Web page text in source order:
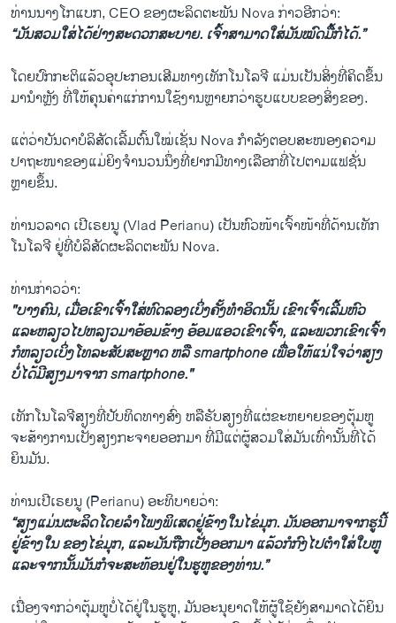
ທ່ານນາງໂກແບກ, CEO ຂອງຜະລິດຕະພັນ Nova ກ່າວອີກວ່າ:
“ມັນສວມໃສ່ໄດ້ຢ່າງສະດວກສະບາຍ. ເຈົ້າສາມາດໃສ່ມັນໝົດມື້ກໍໄດ້.”
ໂດຍປົກກະຕິແລ້ວອຸປະກອນເສີມທາງເທັກໂນໂລຈີ ແມ່ນເປັນສິ່ງທີ່ຄິດຂຶ້ນ
ມານໍາຫຼັງ ທີ່ໃຫ້ຄຸນຄ່າແກ່ການໃຊ້ງານຫຼາຍກວ່າຮູບແບບຂອງສິ່ງຂອງ.
ແຕ່ວ່າບັນດາບໍລິສັດເລີ້ມຕົ້ນໃໝ່ເຊັ່ນ Nova ກຳລັງຕອບສະໜອງຄວາມ
ປາຖະໜາຂອງແມ່ຍິງຈໍານວນນຶ່ງທີ່ຢາກມີທາງເລືອກທີ່ໄປຕາມແຟຊັ່ນ
ຫຼາຍຂຶ້ນ.
ທ່ານວລາດ ເປີເຣຍນູ (Vlad Perianu) ເປັນຫົວໜ້າເຈົ້າໜ້າທີ່ດ້ານເທັກ
ໂນໂລຈີ ຢູ່ທີ່ບໍລິສັດຜະລິດຕະພັນ Nova.
ທ່ານກ່າວວ່າ:
"ບາງຄົນ, ເມື່ອເຂົາເຈົ້າໃສ່ທົດລອງເບິ່ງຄັ້ງທໍາອິດນັ້ນ ເຂົາເຈົ້າເລີ້ມຫົວ
ແລະຫລຽວໄປຫລຽວມາອ້ອມຂ້າງ ອ້ອມແອວເຂົາເຈົ້າ, ແລະພວກເຂົາເຈົ້າ
ກໍຫລຽວເບິ່ງໂທລະສັບສະຫຼາດ ຫລື smartphone ເພື່ອໃຫ້ແນ່ໃຈວ່າສຽງ
ບໍ່ໄດ້ມີສຽງມາຈາກ smartphone."
ເທັກໂນໂລຈີສຽງທີ່ປັບທິດທາງສົ່ງ ຫລືຮັບສຽງທີ່ແຜ່ຂະຫຍາຍຂອງຕຸ້ມຫູ
ຈະສ້າງການເປັ່ງສຽງກະຈາຍອອກມາ ທີ່ມີແຕ່ຜູ້ສວມໃສ່ມັນເທົ່ານັ້ນທີ່ໄດ້
ຍິນມັນ.
ທ່ານເປີເຣຍນູ (Perianu) ອະທິບາຍວ່າ:
“ສຽງແມ່ນຜະລິດໂດຍລຳໂພງພິເສດຢູ່ຂ້າງໃນໄຂ່ມຸກ. ມັນອອກມາຈາກຮູນີ້
ຢູ່ຂ້າງໃນ ຂອງໄຂ່ມຸກ, ແລະມັນຖືກເປັ່ງອອກມາ ແລ້ວກໍກົງໄປຕໍາໃສ່ໃບຫູ
ແລະຈາກນັ້ນມັນກໍຈະສະທ້ອນຢູ່ໃນຮູຫູຂອງທ່ານ.”
ເນື່ອງຈາກວ່າຕຸ້ມຫູບໍ່ໄດ້ຢູ່ໃນຮູຫູ, ມັນອະນຸຍາດໃຫ້ຜູ້ໃຊ້ຍັງສາມາດໄດ້ຍິນ